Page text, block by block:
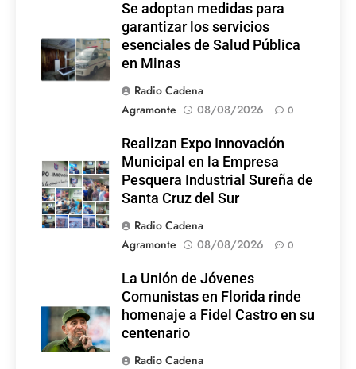
Se adoptan medidas para
garantizar los servicios
esenciales de Salud Pública
en Minas
Radio Cadena
Agramonte
08/08/2026 0
Realizan Expo Innovación
Municipal en la Empresa
Pesquera Industrial Sureña de
Santa Cruz del Sur
Radio Cadena
Agramonte
08/08/2026 0
La Unión de Jóvenes
Comunistas en Florida rinde
homenaje a Fidel Castro en su
centenario
Radio Cadena